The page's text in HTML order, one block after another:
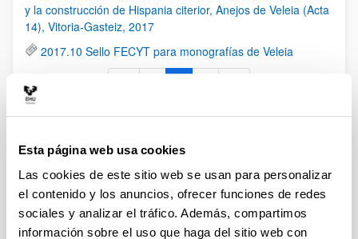
Esta página web usa cookies
Las cookies de este sitio web se usan para personalizar
el contenido y los anuncios, ofrecer funciones de redes
sociales y analizar el tráfico. Además, compartimos
información sobre el uso que haga del sitio web con
y la construcción de Hispania citerior, Anejos de Veleia (Acta
14), Vitoria-Gasteiz, 2017
2017.10 Sello FECYT para monografías de Veleia
Eventos
RSS
2015. 29-30 octubre. Congreso Internacional ANIHO:
"Antigüedad Clásica y naciones modernas en el Viejo y el